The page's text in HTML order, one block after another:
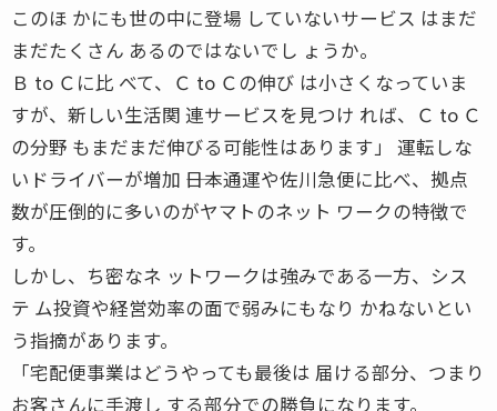
このほ かにも世の中に登場 していないサービス はまだ
まだたくさん あるのではないでし ょうか。
Ｂ to Ｃに比 べて、Ｃ to Ｃの伸び は小さくなっていま
すが、新しい生活関 連サービスを見つけ れば、Ｃ to Ｃ
の分野 もまだまだ伸びる可能性はあります」 運転しな
いドライバーが増加 ――日本通運や佐川急便に比べ、拠点
数が圧倒的に多いのがヤマトのネット ワークの特徴で
す。
しかし、ち密なネ ットワークは強みである一方、シス
テ ム投資や経営効率の面で弱みにもなり かねないとい
う指摘があります。
「宅配便事業はどうやっても最後は 届ける部分、つまり
お客さんに手渡し する部分での勝負になります。